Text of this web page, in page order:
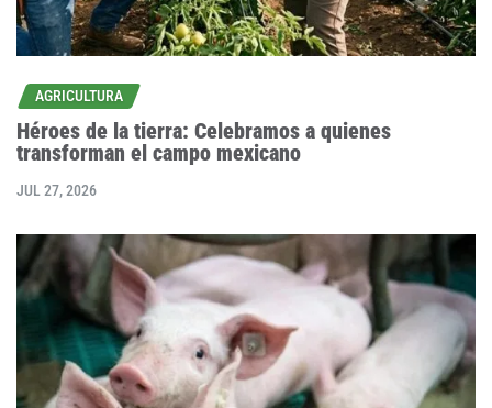
AGRICULTURA
Héroes de la tierra: Celebramos a quienes
transforman el campo mexicano
JUL 27, 2026